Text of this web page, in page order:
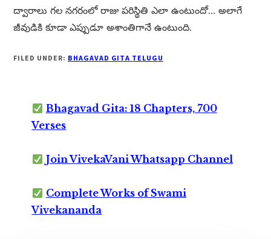
ద్వారాలు గల నగరంలో రాజు పరిస్థితి ఎలా ఉంటుందో… అలాగే
జీవుడికి కూడా ఎప్పుడూ అశాంతిగానే ఉంటుంది.
FILED UNDER: BHAGAVAD GITA TELUGU
Bhagavad Gita: 18 Chapters, 700
Verses
Join VivekaVani Whatsapp Channel
Complete Works of Swami
Vivekananda